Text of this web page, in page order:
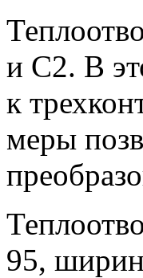
и С2. В
к
меры
95,